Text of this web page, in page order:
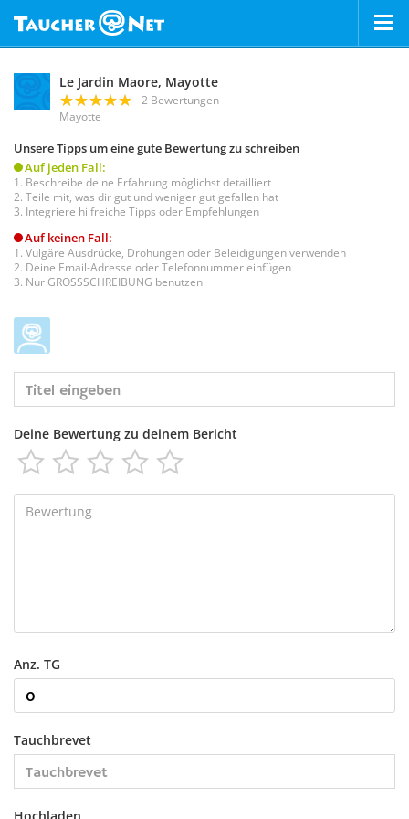
Le Jardin Maore, Mayotte
2 Bewertungen
Mayotte
Unsere Tipps um eine gute Bewertung zu schreiben
Auf jeden Fall:
Beschreibe deine Erfahrung möglichst detailliert
Teile mit, was dir gut und weniger gut gefallen hat
Integriere hilfreiche Tipps oder Empfehlungen
Auf keinen Fall:
Vulgäre Ausdrücke, Drohungen oder Beleidigungen verwenden
Deine Email-Adresse oder Telefonnummer einfügen
Nur GROSSSCHREIBUNG benutzen
Deine Bewertung zu deinem Bericht
    
Anz. TG
Tauchbrevet